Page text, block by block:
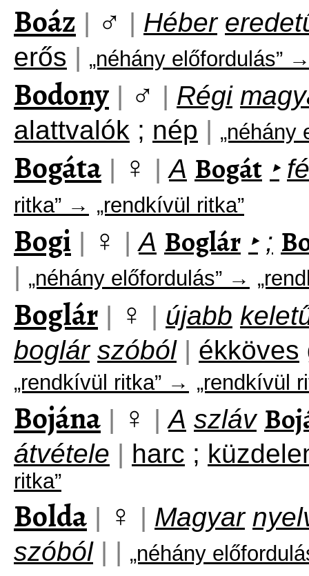
Boáz | ♂ | Héber
erős | „néhány előfordulás”
Bodony | ♂ | Régi
alattvalók ; nép | „néhány
Bogáta | ♀ | A Bogát ‣
ritka” → „rendkívül ritka”
Bogi | ♀ | A Boglár ‣ ;
| „néhány előfordulás” →
Boglár | ♀ | újabb
boglár szóból | ékköves
„rendkívül ritka” → „rendkívül
Bojána | ♀ | A szláv
átvétele | harc ;
ritka”
Bolda | ♀ | Magyar
szóból | | „néhány